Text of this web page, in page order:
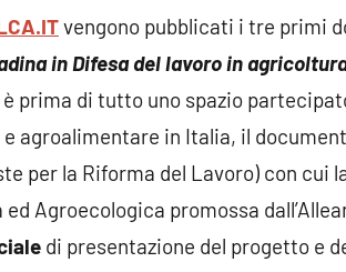
vengono pubblicati i tre primi
in Difesa del lavoro in
prima di tutto uno spazio
agroalimentare in Italia, il
per la Riforma del Lavoro) con cui
Agroecologica promossa
di presentazione del progetto e